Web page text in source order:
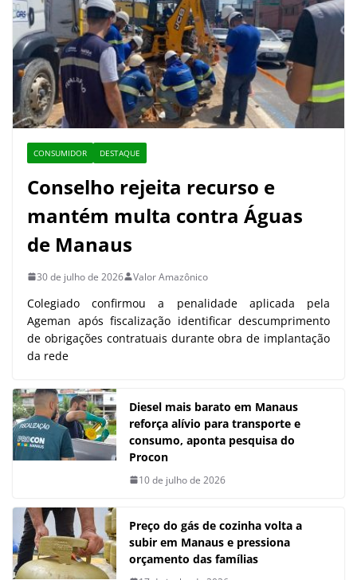
CONSUMIDOR DESTAQUE
Conselho rejeita recurso e
mantém multa contra Águas
de Manaus
30 de julho de 2026 Valor Amazônico
Colegiado confirmou a penalidade aplicada pela
Ageman após fiscalização identificar descumprimento
de obrigações contratuais durante obra de implantação
da rede
Diesel mais barato em Manaus
reforça alívio para transporte e
consumo, aponta pesquisa do
Procon
10 de julho de 2026
Preço do gás de cozinha volta a
subir em Manaus e pressiona
orçamento das famílias